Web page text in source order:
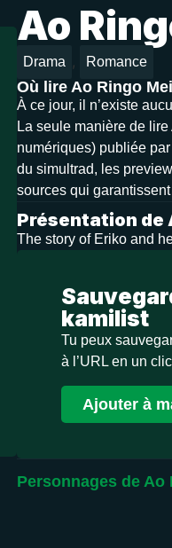
Ao
Drama , Romance
Où lire Ao Ringo
À ce jour, il n’existe
La seule manière de
numériques) publiée
du simultrad, les
sources qui
Présentation de
The story of Eriko and
kamilist
Tu peux
à l’URL en un
Ajouter à
Personnages de Ao